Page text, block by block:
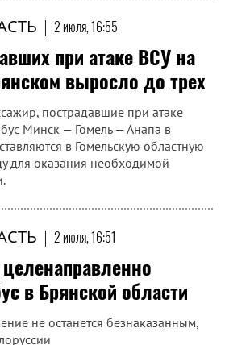
| 2 июля, 16:55
при атаке ВСУ на
выросло до трех
пострадавшие при атаке
Минск — Гомель — Анапа в
в Гомельскую областную
для оказания необходимой
| 2 июля, 16:51
в Брянской области
не останется безнаказанным,